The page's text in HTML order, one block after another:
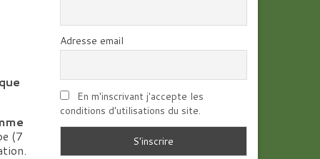
(7
Adresse email
En m'inscrivant j'accepte les
conditions d'utilisations du site.